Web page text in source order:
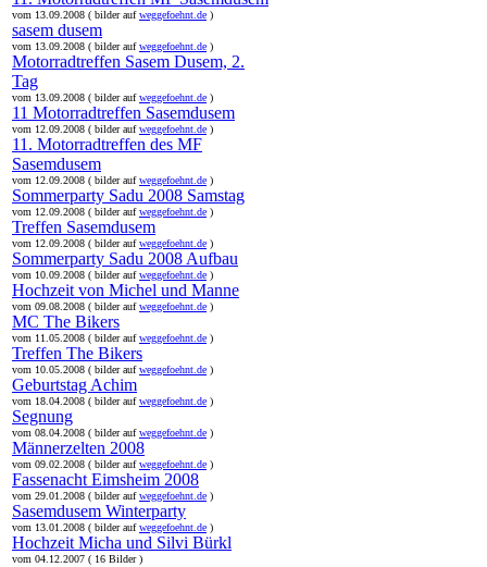
vom 13.09.2008 ( bilder aufweggefoehnt.de )
sasem dusem
vom 13.09.2008 ( bilder aufweggefoehnt.de )
Motorradtreffen Sasem Dusem, 2.
Tag
vom 13.09.2008 ( bilder aufweggefoehnt.de )
11 Motorradtreffen Sasemdusem
vom 12.09.2008 ( bilder aufweggefoehnt.de )
11. Motorradtreffen des MF
Sasemdusem
vom 12.09.2008 ( bilder aufweggefoehnt.de )
Sommerparty Sadu 2008 Samstag
vom 12.09.2008 ( bilder aufweggefoehnt.de )
Treffen Sasemdusem
vom 12.09.2008 ( bilder aufweggefoehnt.de )
Sommerparty Sadu 2008 Aufbau
vom 10.09.2008 ( bilder aufweggefoehnt.de )
Hochzeit von Michel und Manne
vom 09.08.2008 ( bilder aufweggefoehnt.de )
MC The Bikers
vom 11.05.2008 ( bilder aufweggefoehnt.de )
Treffen The Bikers
vom 10.05.2008 ( bilder aufweggefoehnt.de )
Geburtstag Achim
vom 18.04.2008 ( bilder aufweggefoehnt.de )
Segnung
vom 08.04.2008 ( bilder aufweggefoehnt.de )
Männerzelten 2008
vom 09.02.2008 ( bilder aufweggefoehnt.de )
Fassenacht Eimsheim 2008
vom 29.01.2008 ( bilder aufweggefoehnt.de )
Sasemdusem Winterparty
vom 13.01.2008 ( bilder aufweggefoehnt.de )
Hochzeit Micha und Silvi Bürkl
vom 04.12.2007 ( 16 Bilder )